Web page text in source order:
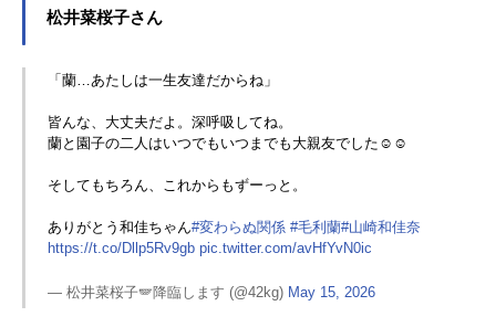
松井菜桜子さん
「蘭…あたしは一生友達だからね」
皆んな、大丈夫だよ。深呼吸してね。
蘭と園子の二人はいつでもいつまでも大親友でした☺️☺️
そしてもちろん、これからもずーっと。
ありがとう和佳ちゃん#変わらぬ関係 #毛利蘭#山崎和佳奈
https://t.co/Dllp5Rv9gb pic.twitter.com/avHfYvN0ic
— 松井菜桜子🪽降臨します (@42kg) May 15, 2026